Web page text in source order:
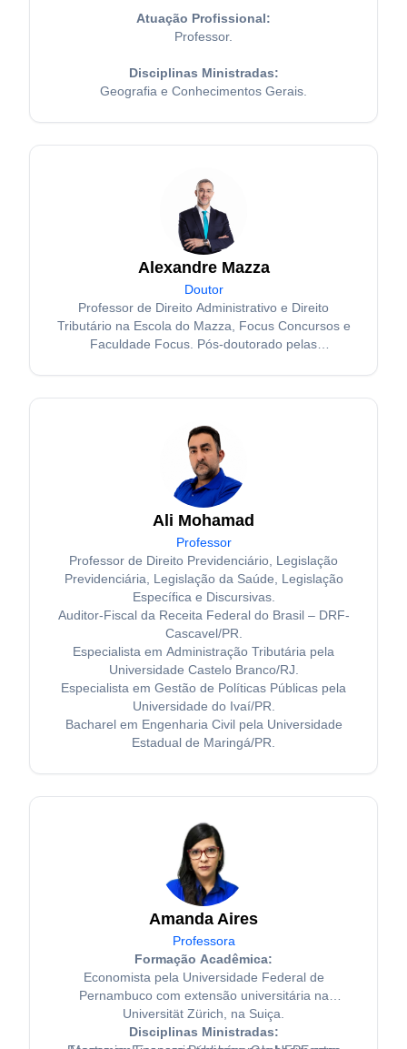
Atuação Profissional:
Professor.
Disciplinas Ministradas:
Geografia e Conhecimentos Gerais.
Alexandre Mazza
Doutor
Professor de Direito Administrativo e Direito
Tributário na Escola do Mazza, Focus Concursos e
Faculdade Focus. Pós-doutorado pelas
Mestre em Direito Administrativo pela Pontifícia
Universidade Católica de São Paulo (PUC-SP).
Ali Mohamad
Professor
Professor de Direito Previdenciário, Legislação
Previdenciária, Legislação da Saúde, Legislação
Específica e Discursivas.
Auditor-Fiscal da Receita Federal do Brasil – DRF-
Cascavel/PR.
Especialista em Administração Tributária pela
Universidade Castelo Branco/RJ.
Especialista em Gestão de Políticas Públicas pela
Universidade do Ivaí/PR.
Bacharel em Engenharia Civil pela Universidade
Estadual de Maringá/PR.
Amanda Aires
Professora
Formação Acadêmica:
Economista pela Universidade Federal de
Pernambuco com extensão universitária na
Universität Zürich, na Suiça.
Disciplinas Ministradas: